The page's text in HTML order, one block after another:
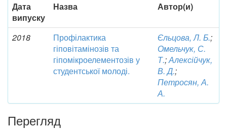
Дата
випуску
Назва Автор(и)
2018
Профілактика
гіповітамінозів та
гіпомікроелементозів у
студентської молоді.
Єльцова, Л. Б.;
Омельчук, С.
Т.;Алексійчук,
В. Д.;
Петросян, А.
А.
Перегляд